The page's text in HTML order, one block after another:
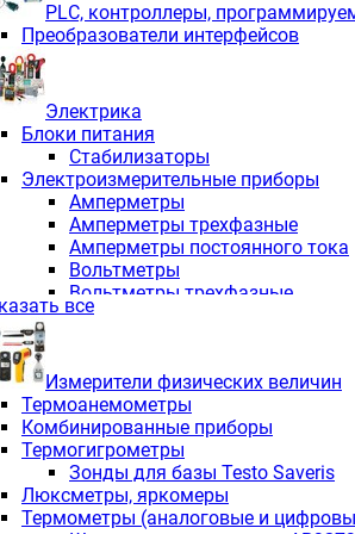
PLС, контроллеры,
Преобразователи интерфейсов
Электрика
Блоки питания
Стабилизаторы
Электроизмерительные приборы
Амперметры
Амперметры трехфазные
Амперметры постоянного тока
Вольтметры
Вольтметры трехфазные
Вольтметры постоянного тока
Индикаторы аналоговых
Измерители COS F
Комбинированные приборы
Комбинированные приборы
Комбинированные приборы
Анализаторы качества
Анализаторы мощности
все
Измерители физических величин
Термоанемометры
Комбинированные приборы
Термогигрометры
Зонды для базы Testo Saveris
Люксметры, яркомеры
Термометры (аналоговые и